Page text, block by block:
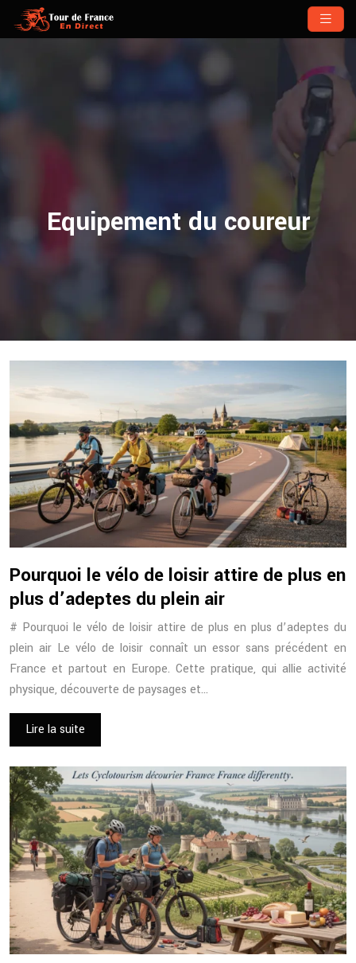
Equipement du coureur
Pourquoi le vélo de loisir attire de plus en
plus d’adeptes du plein air
# Pourquoi le vélo de loisir attire de plus en plus d’adeptes du
plein air Le vélo de loisir connaît un essor sans précédent en
France et partout en Europe. Cette pratique, qui allie activité
physique, découverte de paysages et…
Lire la suite